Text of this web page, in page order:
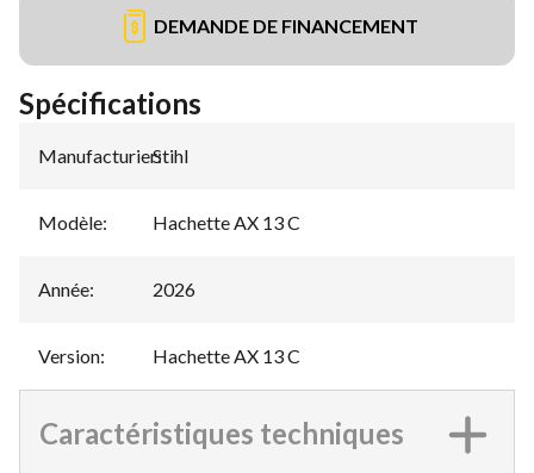
DEMANDE DE FINANCEMENT
Spécifications
Manufacturier:
Stihl
Modèle: Hachette AX 13 C
Année: 2026
Version: Hachette AX 13 C
Caractéristiques techniques